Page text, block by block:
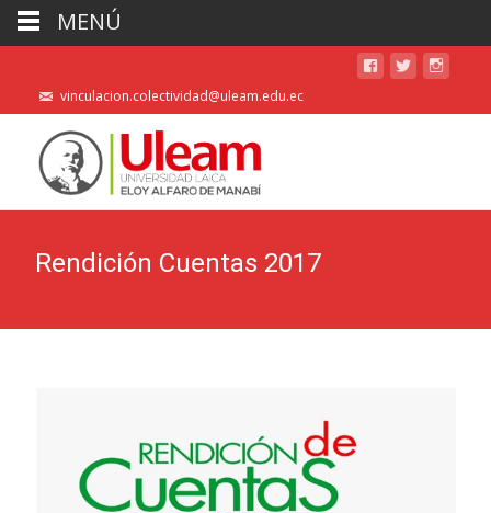
vinculacion.colectividad@uleam.edu.ec
Rendición Cuentas 2017
MENÚ